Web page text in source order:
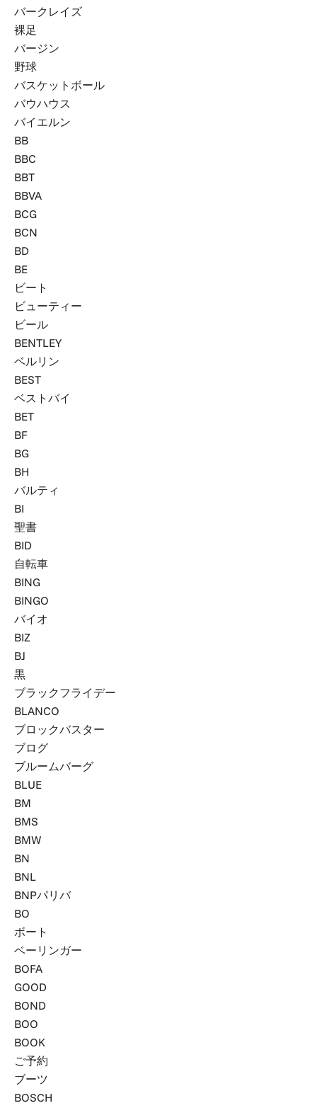
バークレイズ
裸足
バージン
野球
バスケットボール
バウハウス
バイエルン
BB
BBC
BBT
BBVA
BCG
BCN
BD
BE
ビート
ビューティー
ビール
BENTLEY
ベルリン
BEST
ベストバイ
BET
BF
BG
BH
バルティ
BI
聖書
BID
自転車
BING
BINGO
バイオ
BIZ
BJ
黒
ブラックフライデー
BLANCO
ブロックバスター
ブログ
ブルームバーグ
BLUE
BM
BMS
BMW
BN
BNL
BNPパリバ
BO
ボート
ベーリンガー
BOFA
GOOD
BOND
BOO
BOOK
ご予約
ブーツ
BOSCH